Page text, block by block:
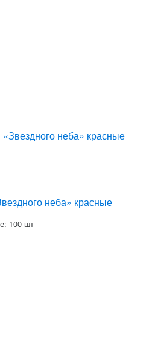
неба» красные
100 шт